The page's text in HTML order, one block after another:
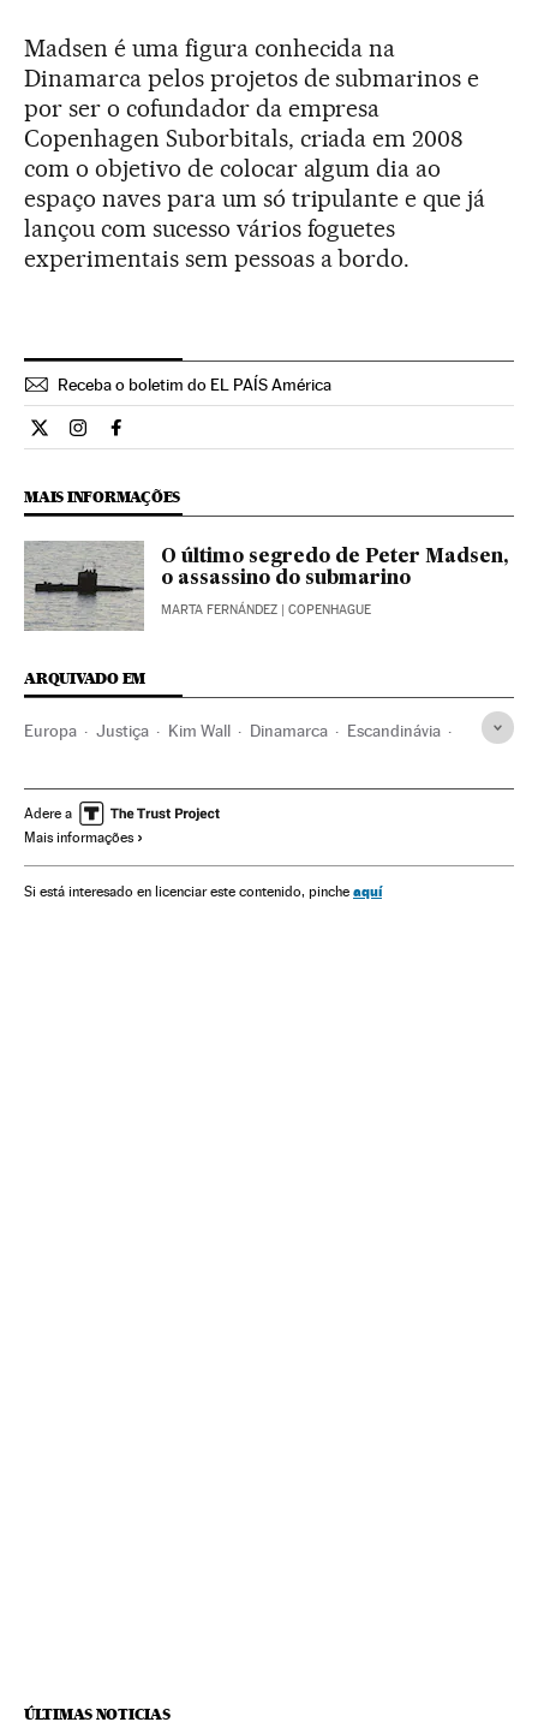
Madsen é uma figura conhecida na
Dinamarca pelos projetos de submarinos e
por ser o cofundador da empresa
Copenhagen Suborbitals, criada em 2008
com o objetivo de colocar algum dia ao
espaço naves para um só tripulante e que já
lançou com sucesso vários foguetes
experimentais sem pessoas a bordo.
Receba o boletim do EL PAÍS América
Internacional El País Brasil en Twitter
Internacional El País Brasil en Instagram
Internacional El País Brasil en Facebook
MAIS INFORMAÇÕES
O último segredo de Peter Madsen,
o assassino do submarino
MARTA FERNÁNDEZ | COPENHAGUE
ARQUIVADO EM
Europa Justiça Kim Wall Dinamarca Escandinávia
Casos judiciais Acontecimentos
Adere a
Mais informações
Si está interesado en licenciar este contenido, pinche aquí
ÚLTIMAS NOTICIAS